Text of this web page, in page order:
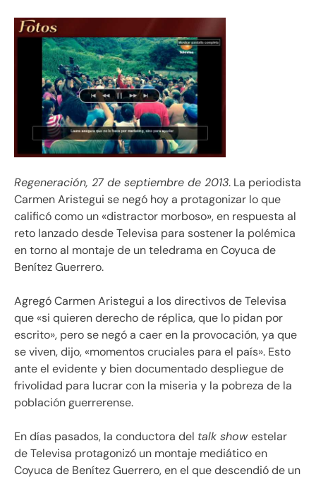
Regeneración, 27 de septiembre de 2013. La periodista
Carmen Aristegui se negó hoy a protagonizar lo que
calificó como un «distractor morboso», en respuesta al
reto lanzado desde Televisa para sostener la polémica
en torno al montaje de un teledrama en Coyuca de
Benítez Guerrero.
Agregó Carmen Aristegui a los directivos de Televisa
que «si quieren derecho de réplica, que lo pidan por
escrito», pero se negó a caer en la provocación, ya que
se viven, dijo, «momentos cruciales para el país». Esto
ante el evidente y bien documentado despliegue de
frivolidad para lucrar con la miseria y la pobreza de la
población guerrerense.
En días pasados, la conductora del talk showestelar
de Televisa protagonizó un montaje mediático en
Coyuca de Benítez Guerrero, en el que descendió de un